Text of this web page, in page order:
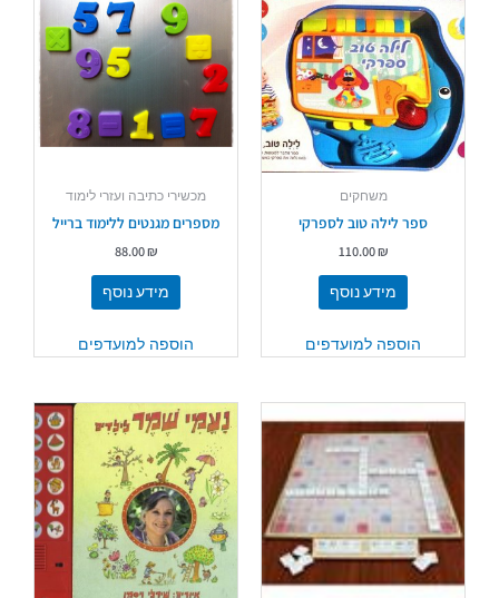
משחקים
ספר לילה טוב לספרקי
110.00₪
מידע נוסף
הוספה למועדפים
מכשירי כתיבה ועזרי לימוד
מספרים מגנטים ללימוד ברייל
88.00₪
מידע נוסף
הוספה למועדפים